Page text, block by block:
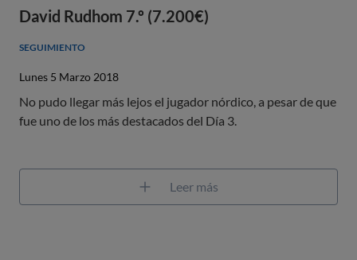
David Rudhom 7.º (7.200€)
SEGUIMIENTO
Lunes 5 Marzo 2018
No pudo llegar más lejos el jugador nórdico, a pesar de que
fue uno de los más destacados del Día 3.
Leer más